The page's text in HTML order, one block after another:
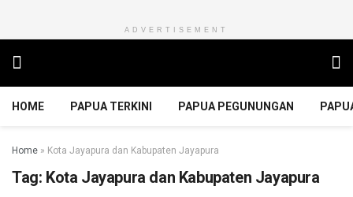
ADVERTISEMENT
HOME PAPUA TERKINI PAPUA PEGUNUNGAN
Home » Kota Jayapura dan Kabupaten Jayapura
Tag: Kota Jayapura dan Kabupaten Jayapura